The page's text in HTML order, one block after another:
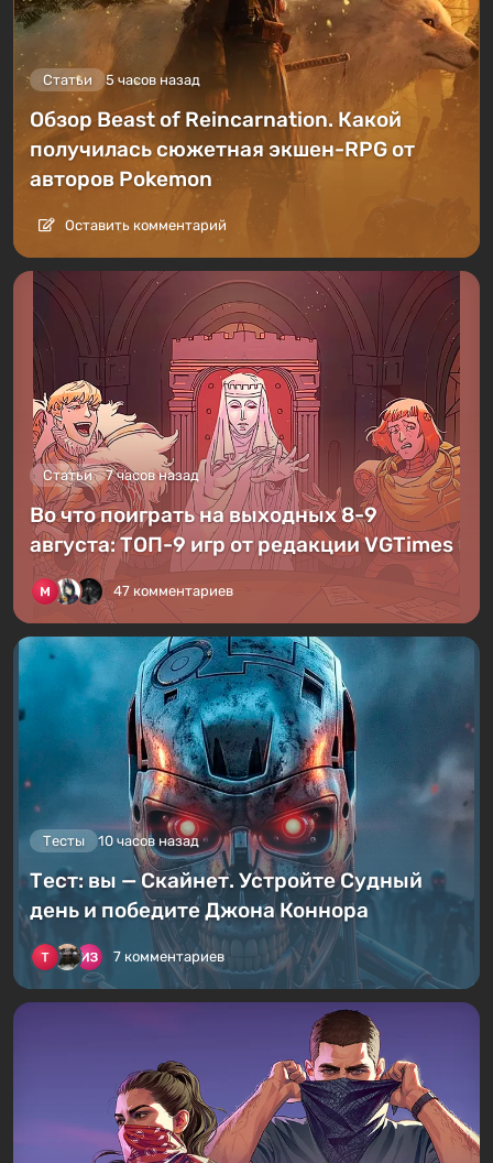
Статьи 5 часов назад
Обзор Beast of Reincarnation. Какой
получилась сюжетная экшен-RPG от
авторов Pokemon
Оставить комментарий
Статьи 7 часов назад
Во что поиграть на выходных 8-9
августа: ТОП-9 игр от редакции VGTimes
47 комментариев
Тесты 10 часов назад
Тест: вы — Скайнет. Устройте Судный
день и победите Джона Коннора
7 комментариев